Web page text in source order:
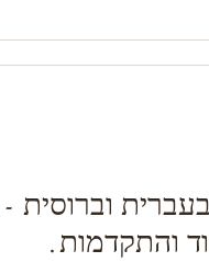
וברוסית
והתקדמות.